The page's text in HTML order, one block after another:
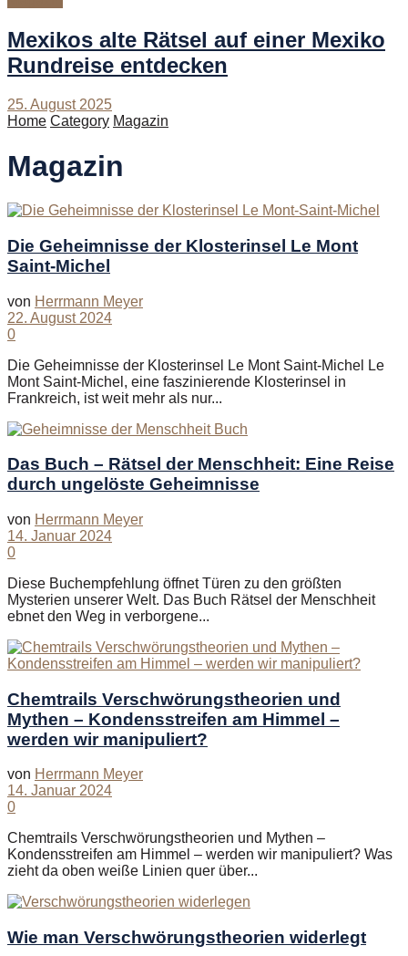
Mexikos alte Rätsel auf einer Mexiko
Rundreise entdecken
25. August 2025
Home Category Magazin
Magazin
Die Geheimnisse der Klosterinsel Le Mont
Saint-Michel
von Herrmann Meyer
22. August 2024
0
Die Geheimnisse der Klosterinsel Le Mont Saint-Michel Le
Mont Saint-Michel, eine faszinierende Klosterinsel in
Frankreich, ist weit mehr als nur...
Das Buch – Rätsel der Menschheit: Eine Reise
durch ungelöste Geheimnisse
von Herrmann Meyer
14. Januar 2024
0
Diese Buchempfehlung öffnet Türen zu den größten
Mysterien unserer Welt. Das Buch Rätsel der Menschheit
ebnet den Weg in verborgene...
Chemtrails Verschwörungstheorien und
Mythen – Kondensstreifen am Himmel –
werden wir manipuliert?
von Herrmann Meyer
14. Januar 2024
0
Chemtrails Verschwörungstheorien und Mythen –
Kondensstreifen am Himmel – werden wir manipuliert? Was
zieht da oben weiße Linien quer über...
Wie man Verschwörungstheorien widerlegt